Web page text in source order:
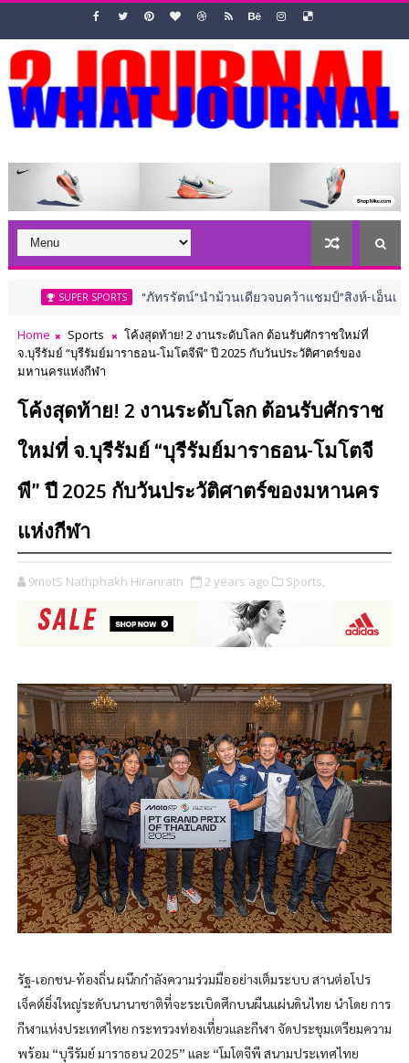
SPORTS “ภัทรรัตน์”นำม้วนเดียวจบคว้าแชมป์”สิงห์-เอ็นเอสดีเอฟ”
Home Sports
โค้งสุดท้าย! 2 งานระดับโลก ต้อนรับศักราชใหม่ที่
จ.บุรีรัมย์ “บุรีรัมย์มาราธอน-โมโตจีพี” ปี 2025 กับวันประวัติศาตร์ของ
มหานครแห่งกีฬา
โค้งสุดท้าย! 2 งานระดับโลก ต้อนรับศักราช
ใหม่ที่ จ.บุรีรัมย์ “บุรีรัมย์มาราธอน-โมโตจี
พี” ปี 2025 กับวันประวัติศาตร์ของมหานคร
แห่งกีฬา
9motS Nathphakh Hiranratn 2 years ago Sports,
รัฐ-เอกชน-ท้องถิ่น ผนึกกำลังความร่วมมืออย่างเต็มระบบ สานต่อโปร
เจ็คต์ยิ่งใหญ่ระดับนานาชาติที่จะระเบิดศึกบนผืนแผ่นดินไทย นำโดย การ
กีฬาแห่งประเทศไทย กระทรวงท่องเที่ยวและกีฬา จัดประชุมเตรียมความ
พร้อม “บุรีรัมย์ มาราธอน 2025” และ “โมโตจีพี สนามประเทศไทย